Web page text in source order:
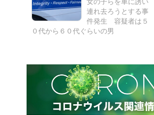
連れ去ろうとする事
件発生 容疑者は５
０代から６０代ぐらいの男